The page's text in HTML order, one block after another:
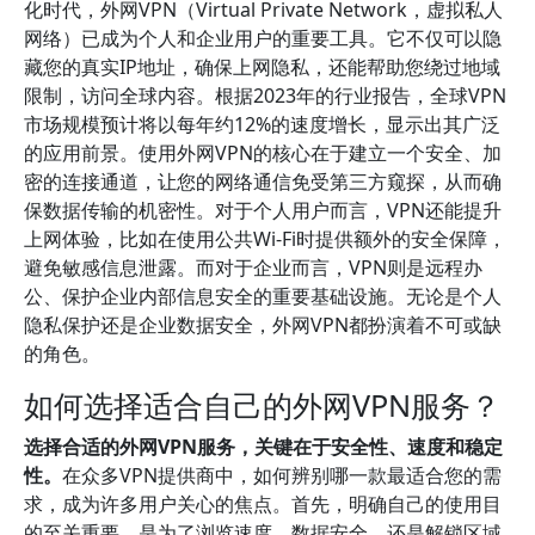
化时代，外网VPN（Virtual Private Network，虚拟私人
网络）已成为个人和企业用户的重要工具。它不仅可以隐
藏您的真实IP地址，确保上网隐私，还能帮助您绕过地域
限制，访问全球内容。根据2023年的行业报告，全球VPN
市场规模预计将以每年约12%的速度增长，显示出其广泛
的应用前景。使用外网VPN的核心在于建立一个安全、加
密的连接通道，让您的网络通信免受第三方窥探，从而确
保数据传输的机密性。对于个人用户而言，VPN还能提升
上网体验，比如在使用公共Wi-Fi时提供额外的安全保障，
避免敏感信息泄露。而对于企业而言，VPN则是远程办
公、保护企业内部信息安全的重要基础设施。无论是个人
隐私保护还是企业数据安全，外网VPN都扮演着不可或缺
的角色。
如何选择适合自己的外网VPN服务？
选择合适的外网VPN服务，关键在于安全性、速度和稳定
性。 在众多VPN提供商中，如何辨别哪一款最适合您的需
求，成为许多用户关心的焦点。首先，明确自己的使用目